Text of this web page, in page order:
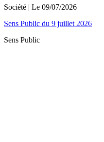
Société | Le 09/07/2026
Sens Public du 9 juillet 2026
Sens Public